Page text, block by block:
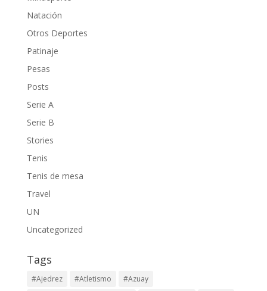
Natación
Otros Deportes
Patinaje
Pesas
Posts
Serie A
Serie B
Stories
Tenis
Tenis de mesa
Travel
UN
Uncategorized
Tags
#Ajedrez #Atletismo
#Azuay